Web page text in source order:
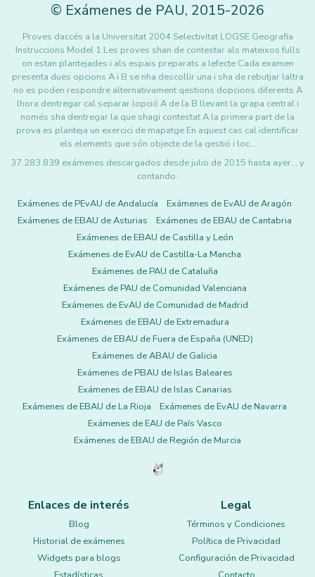
© Exámenes de PAU, 2015-2026
Proves daccés a la Universitat 2004 Selectivitat LOGSE Geografia
Instruccions Model 1 Les proves shan de contestar als mateixos fulls
on estan plantejades i als espais preparats a lefecte Cada examen
presenta dues opcions A i B se nha descollir una i sha de rebutjar laltra
no es poden respondre alternativament qestions dopcions diferents A
lhora dentregar cal separar lopció A de la B llevant la grapa central i
només sha dentregar la que shagi contestat A la primera part de la
prova es planteja un exercici de mapatge En aquest cas cal identificar
els elements que són objecte de la qestió i loc…
37.283.839 exámenes descargados desde julio de 2015 hasta ayer... y
contando.
Exámenes de PEvAU de Andalucía
Exámenes de EvAU de Aragón
Exámenes de EBAU de Asturias
Exámenes de EBAU de Cantabria
Exámenes de EBAU de Castilla y León
Exámenes de EvAU de Castilla-La Mancha
Exámenes de PAU de Cataluña
Exámenes de PAU de Comunidad Valenciana
Exámenes de EvAU de Comunidad de Madrid
Exámenes de EBAU de Extremadura
Exámenes de EBAU de Fuera de España (UNED)
Exámenes de ABAU de Galicia
Exámenes de PBAU de Islas Baleares
Exámenes de EBAU de Islas Canarias
Exámenes de EBAU de La Rioja
Exámenes de EvAU de Navarra
Exámenes de EAU de País Vasco
Exámenes de EBAU de Región de Murcia
Enlaces de interés
Blog
Historial de exámenes
Widgets para blogs
Legal
Términos y Condiciones
Política de Privacidad
Configuración de Privacidad